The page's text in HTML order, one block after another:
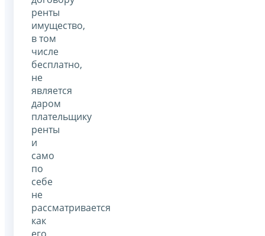
ренты
имущество,
в том
числе
бесплатно,
не
является
даром
плательщику
ренты
и
само
по
себе
не
рассматривается
как